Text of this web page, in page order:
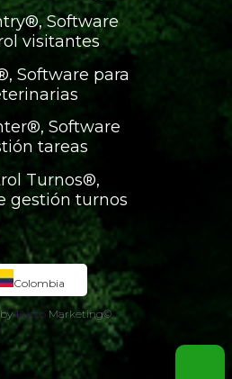
Software
visitantes
Software para
Software
tareas
Turnos®,
gestión turnos
Colombia
Kyoto Marketing©